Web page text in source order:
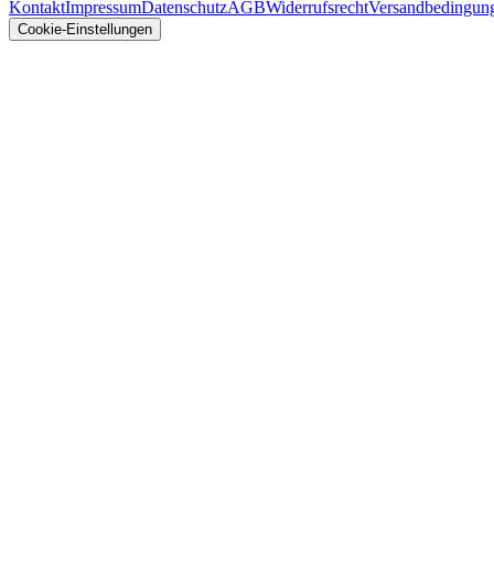
KontaktImpressumDatenschutzAGBWiderrufsrecht
Cookie-Einstellungen